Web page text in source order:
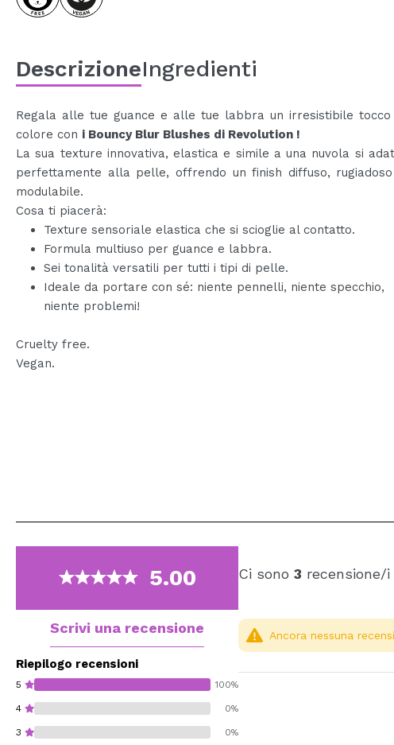
DescrizioneIngredienti
Regala alle tue guance e alle tue labbra un irresistibile tocco
colore con i Bouncy Blur Blushes di Revolution !
La sua texture innovativa, elastica e simile a una nuvola si
perfettamente alla pelle, offrendo un finish diffuso,
modulabile.
Cosa ti piacerà:
Texture sensoriale elastica che si scioglie al contatto.
Formula multiuso per guance e labbra.
Sei tonalità versatili per tutti i tipi di pelle.
Ideale da portare con sé: niente pennelli, niente specchio,
niente problemi!
Cruelty free.
Vegan.
5.00
Scrivi una recensione
Riepilogo recensioni
5 100%
4 0%
3 0%
Ci sono 3 recensione/
Ancora nessuna